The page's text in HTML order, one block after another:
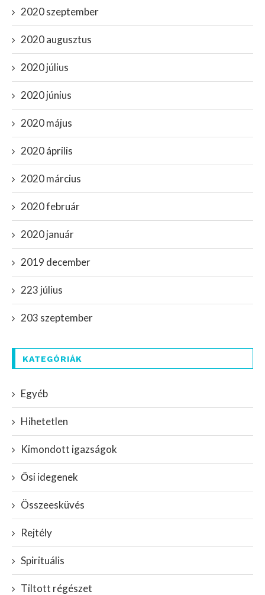
2020 szeptember
2020 augusztus
2020 július
2020 június
2020 május
2020 április
2020 március
2020 február
2020 január
2019 december
223 július
203 szeptember
KATEGÓRIÁK
Egyéb
Hihetetlen
Kimondott igazságok
Ősi idegenek
Összeesküvés
Rejtély
Spirituális
Tiltott régészet